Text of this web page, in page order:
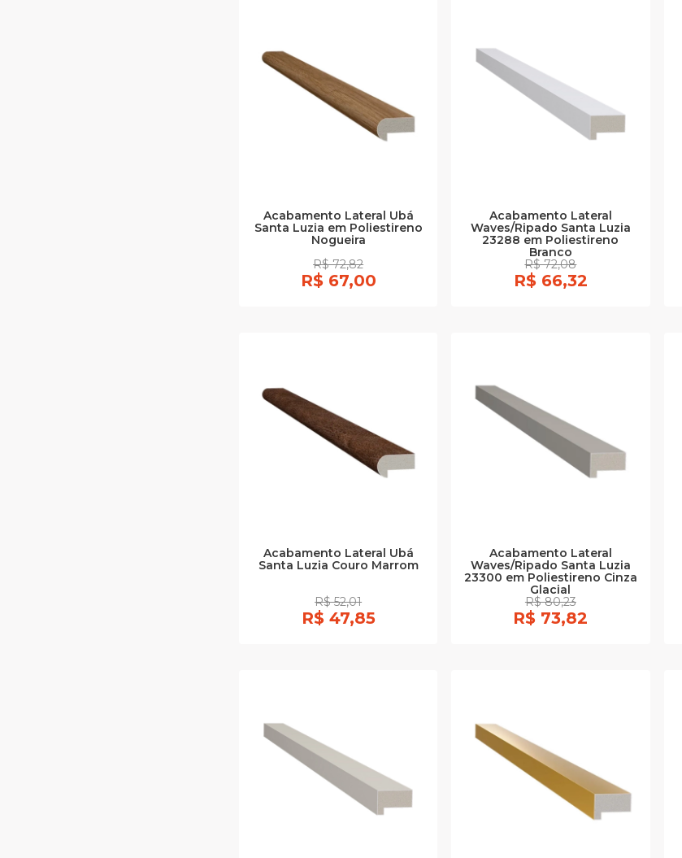
Acabamento Lateral Ubá
Santa Luzia em Poliestireno
Nogueira
R$ 72,82
R$ 67,00
Acabamento Lateral
Waves/Ripado Santa Luzia
23288 em Poliestireno
Branco
R$ 72,08
R$ 66,32
Acabamento Lateral Ubá
Santa Luzia Couro Marrom
R$ 52,01
R$ 47,85
Acabamento Lateral
Waves/Ripado Santa Luzia
23300 em Poliestireno Cinza
Glacial
R$ 80,23
R$ 73,82